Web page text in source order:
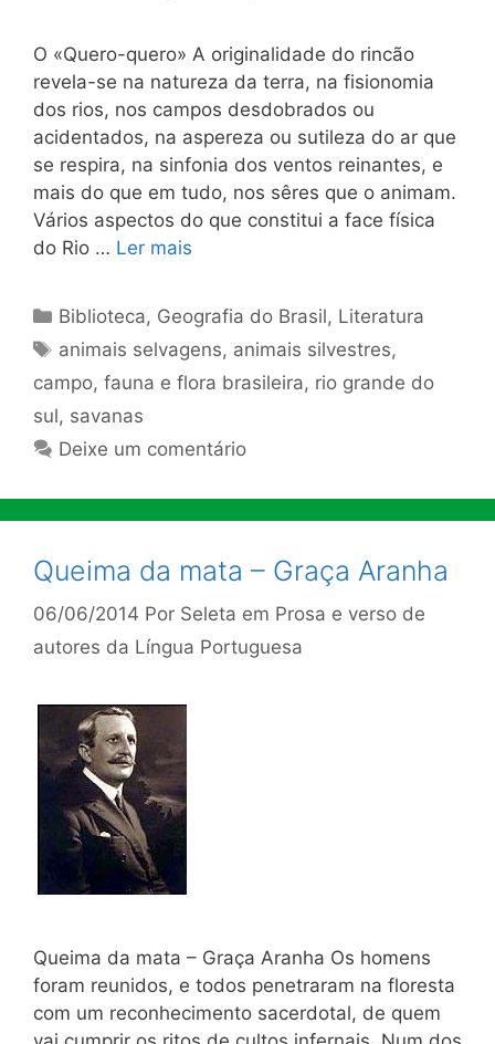
O «Quero-quero» A originalidade do rincão
revela-se na natureza da terra, na fisionomia
dos rios, nos campos desdobrados ou
acidentados, na aspereza ou sutileza do ar que
se respira, na sinfonia dos ventos reinantes, e
mais do que em tudo, nos sêres que o animam.
Vários aspectos do que constitui a face física
do Rio … Ler mais
Categorias
Biblioteca, Geografia do Brasil, Literatura
Tags
animais selvagens, animais silvestres,
campo, fauna e flora brasileira, rio grande do
sul, savanas
Deixe um comentário
Queima da mata – Graça Aranha
06/06/2014 Por Seleta em Prosa e verso de
autores da Língua Portuguesa
Queima da mata – Graça Aranha Os homens
foram reunidos, e todos penetraram na floresta
com um reconhecimento sacerdotal, de quem